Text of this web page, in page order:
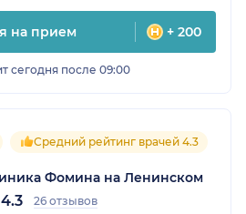
на прием + 200
сегодня после 09:00
Средний рейтинг врачей 4.3
Фомина на Ленинском
4.3 26 отзывов